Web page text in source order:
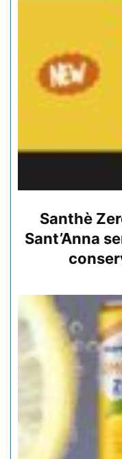
Santhè
Sant’Anna